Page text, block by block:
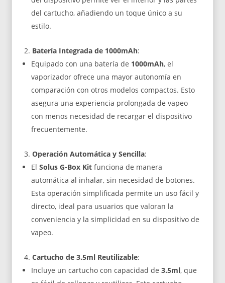
del cartucho, añadiendo un toque único a su
estilo.
Batería Integrada de 1000mAh:
Equipado con una batería de 1000mAh, el
vaporizador ofrece una mayor autonomía en
comparación con otros modelos compactos. Esto
asegura una experiencia prolongada de vapeo
con menos necesidad de recargar el dispositivo
frecuentemente.
Operación Automática y Sencilla:
ElSolus G-Box Kit funciona de manera
automática al inhalar, sin necesidad de botones.
Esta operación simplificada permite un uso fácil y
directo, ideal para usuarios que valoran la
conveniencia y la simplicidad en su dispositivo de
vapeo.
Cartucho de 3.5ml Reutilizable:
Incluye un cartucho con capacidad de3.5ml, que